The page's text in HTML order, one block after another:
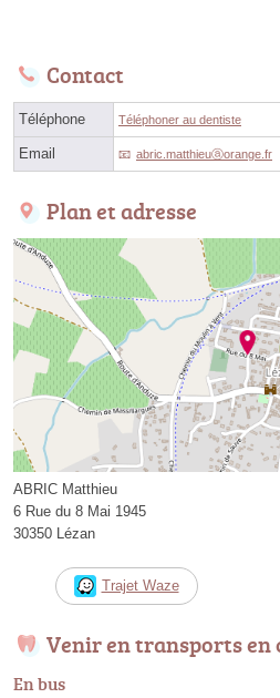
Contact
Téléphone Téléphoner au dentiste
Email abric.matthieuⓐorange.fr
Plan et adresse
ABRIC Matthieu
6 Rue du 8 Mai 1945
30350 Lézan
Trajet Waze
Venir en transports en
En bus